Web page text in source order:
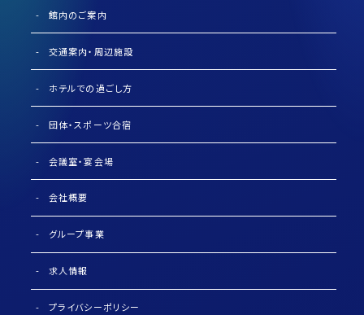
館内のご案内
交通案内・周辺施設
ホテルでの過ごし方
団体・スポーツ合宿
会議室・宴会場
会社概要
グループ事業
求人情報
プライバシーポリシー